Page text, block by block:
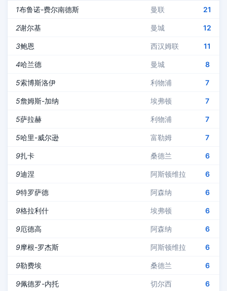
1布鲁诺-费尔南德斯 曼联 21
2谢尔基 曼城 12
3鲍恩 西汉姆联 11
4哈兰德 曼城 8
5索博斯洛伊 利物浦 7
5詹姆斯-加纳 埃弗顿 7
5萨拉赫 利物浦 7
5哈里-威尔逊 富勒姆 7
9扎卡 桑德兰 6
9迪涅 阿斯顿维拉 6
9特罗萨德 阿森纳 6
9格拉利什 埃弗顿 6
9厄德高 阿森纳 6
9摩根-罗杰斯 阿斯顿维拉 6
9勒费埃 桑德兰 6
9佩德罗-内托 切尔西 6